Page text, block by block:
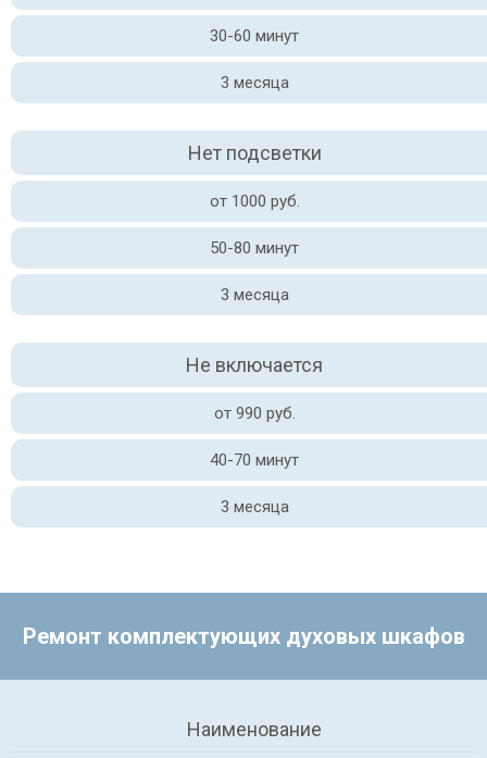
30-60 минут
3 месяца
Нет подсветки
от 1000 руб.
50-80 минут
3 месяца
Не включается
от 990 руб.
40-70 минут
3 месяца
Ремонт комплектующих духовых шкафов
Наименование